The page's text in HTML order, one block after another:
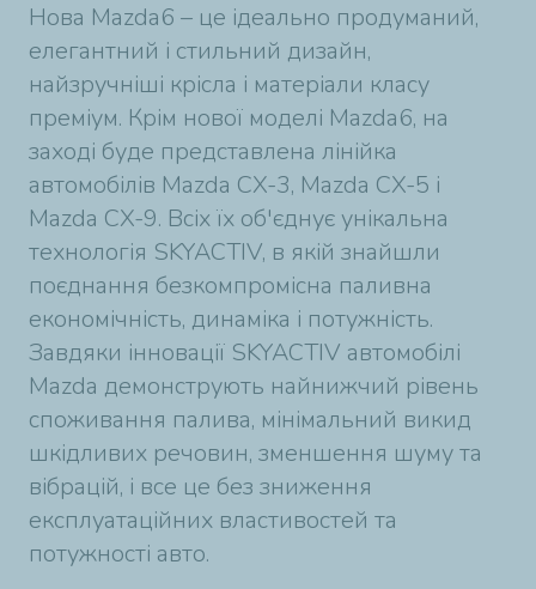
Нова Mazda6 – це ідеально продуманий,
елегантний і стильний дизайн,
найзручніші крісла і матеріали класу
преміум. Крім нової моделі Mazda6, на
заході буде представлена ​​лінійка
автомобілів Mazda CX-3, Mazda CX-5 і
Mazda CX-9. Всіх їх об'єднує унікальна
технологія SKYACTIV, в якій знайшли
поєднання безкомпромісна паливна
економічність, динаміка і потужність.
Завдяки інновації SKYACTIV автомобілі
Mazda демонструють найнижчий рівень
споживання палива, мінімальний викид
шкідливих речовин, зменшення шуму та
вібрацій, і все це без зниження
експлуатаційних властивостей та
потужності авто.